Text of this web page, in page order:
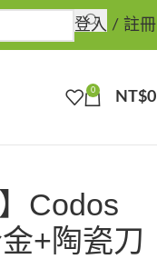
登入 / 註冊
0 NT$0
Codos
+陶瓷刀